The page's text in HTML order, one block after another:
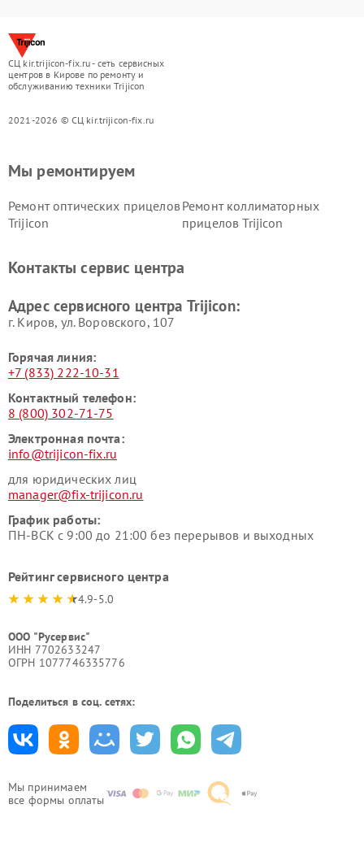
СЦ kir.trijicon-fix.ru - сеть сервисных
центров в Кирове по ремонту и
обслуживанию техники Trijicon
2021-2026 © СЦ kir.trijicon-fix.ru
Мы принимаем
все формы оплаты
Мы ремонтируем
Ремонт оптических прицелов
Trijicon
Ремонт коллиматорных
прицелов Trijicon
Контакты сервис центра
Адрес сервисного центра Trijicon:
г. Киров, ул. Воровского, 107
Горячая линия:
+7 (833) 222-10-31
Контактный телефон:
8 (800) 302-71-75
Электронная почта:
info@trijicon-fix.ru
для юридических лиц
manager@fix-trijicon.ru
График работы:
ПН-ВСК с 9:00 до 21:00 без перерывов и выходных
Рейтинг сервисного центра
4.9-5.0
ООО "Русервис"
ИНН 7702633247
ОГРН 1077746335776
Поделиться в соц. сетях: